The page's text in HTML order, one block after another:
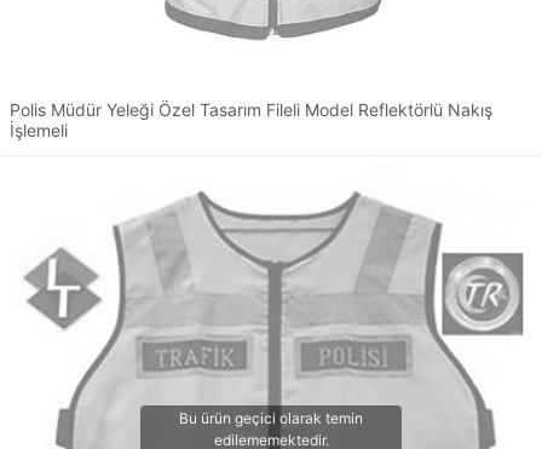
Polis Müdür Yeleği Özel Tasarım Fileli Model Reflektörlü Nakış
İşlemeli